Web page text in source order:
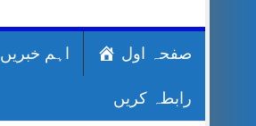
صفحہ اول اہم خبریں
رابطہ کریں